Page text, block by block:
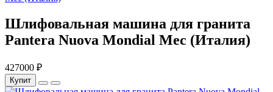
Шлифовальная машина для гранита
Pantera Nuova Mondial Mec (Италия)
427000 ₽
Купит